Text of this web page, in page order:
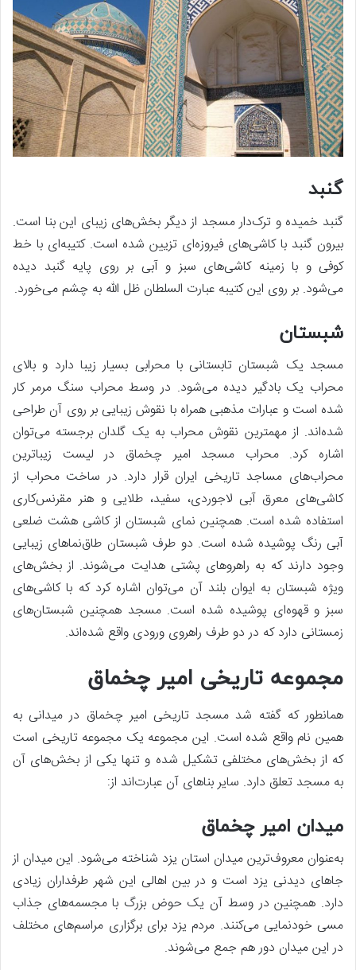
گنبد
گنبد خمیده و ترک‌دار مسجد از دیگر بخش‌های زیبای این بنا است.
بیرون گنبد با کاشی‌های فیروزه‌ای تزیین شده است. کتیبه‌ای با خط
کوفی و با زمینه کاشی‌های سبز و آبی بر روی پایه گنبد دیده
می‌شود. بر روی این کتیبه عبارت السلطان ظل الله به چشم می‌خورد.
شبستان
مسجد یک شبستان تابستانی با محرابی بسیار زیبا دارد و بالای
محراب یک بادگیر دیده می‌شود. در وسط محراب سنگ مرمر کار
شده است و عبارات مذهبی همراه با نقوش زیبایی بر روی آن طراحی
شده‌اند. از مهمترین نقوش محراب به یک گلدان برجسته می‌توان
اشاره کرد. محراب مسجد امیر چخماق در لیست زیباترین
محراب‌های مساجد تاریخی ایران قرار دارد. در ساخت محراب از
کاشی‌های معرق آبی لاجوردی، سفید، طلایی و هنر مقرنس‌کاری
استفاده شده است. همچنین نمای شبستان از کاشی هشت ضلعی
آبی رنگ پوشیده شده است. دو طرف شبستان طاق‌نماهای زیبایی
وجود دارند که به راهروهای پشتی هدایت می‌شوند. از بخش‌های
ویژه شبستان به ایوان بلند آن می‌توان اشاره کرد که با کاشی‌های
سبز و قهوه‌ای پوشیده شده است. مسجد همچنین شبستان‌های
زمستانی دارد که در دو طرف راهروی ورودی واقع شده‌اند.
مجموعه تاریخی امیر چخماق
همانطور که گفته شد مسجد تاریخی امیر چخماق در میدانی به
همین نام واقع شده است. این مجموعه یک مجموعه تاریخی است
که از بخش‌های مختلفی تشکیل شده و تنها یکی از بخش‌های آن
به مسجد تعلق دارد. سایر بناهای آن عبارت‌اند از:
میدان امیر چخماق
به‌عنوان معروف‌ترین میدان استان یزد شناخته می‌شود. این میدان از
جاهای دیدنی یزد است و در بین اهالی این شهر طرفداران زیادی
دارد. همچنین در وسط آن یک حوض بزرگ با مجسمه‌های جذاب
مسی خودنمایی می‌کنند. مردم یزد برای برگزاری مراسم‌های مختلف
در این میدان دور هم جمع می‌شوند.